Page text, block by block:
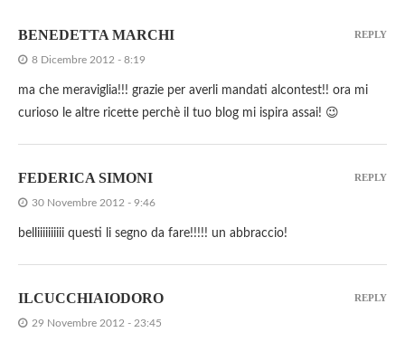
BENEDETTA MARCHI
8 Dicembre 2012 - 8:19
ma che meraviglia!!! grazie per averli mandati alcontest!! ora mi
curioso le altre ricette perchè il tuo blog mi ispira assai! 😉
REPLY
FEDERICA SIMONI
30 Novembre 2012 - 9:46
belliiiiiiiiii questi li segno da fare!!!!! un abbraccio!
REPLY
ILCUCCHIAIODORO
29 Novembre 2012 - 23:45
REPLY